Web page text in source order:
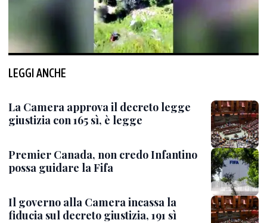
LEGGI ANCHE
La Camera approva il decreto legge
giustizia con 165 sì, è legge
Premier Canada, non credo Infantino
possa guidare la Fifa
Il governo alla Camera incassa la
fiducia sul decreto giustizia, 191 sì